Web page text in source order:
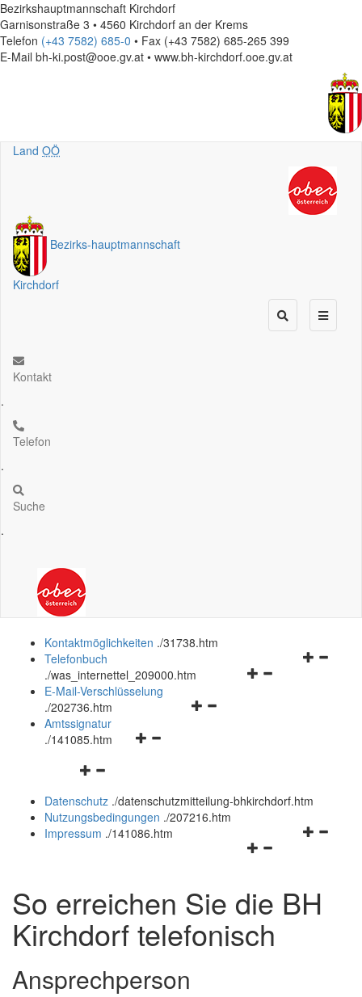
Bezirkshauptmannschaft Kirchdorf
Garnisonstraße 3 • 4560 Kirchdorf an der Krems
Telefon (+43 7582) 685-0 • Fax (+43 7582) 685-265 399
E-Mail bh-ki.post@ooe.gv.at • www.bh-kirchdorf.ooe.gv.at
Land OÖ
Bezirks-hauptmannschaft
Kirchdorf
Kontakt
.
Telefon
.
Suche
.
Kontaktmöglichkeiten ./31738.htm
Navigationsmenü
Telefonbuch
./was_internettel_209000.htm
Navigationsmenü
E-Mail-Verschlüsselung
./202736.htm
Navigationsmenü
Amtssignatur
./141085.htm
Navigationsmenü
und
schließen
Datenschutz ./datenschutzmitteilung-bhkirchdorf.htm
Nutzungsbedingungen ./207216.htm
Navigationsmenü
schließen
Impressum ./141086.htm
So erreichen Sie die BH
Kirchdorf telefonisch
Ansprechperson